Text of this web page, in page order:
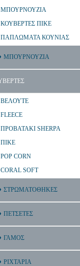
ΜΠΟΥΡΝΟΥΖΙΑ
ΚΟΥΒΕΡΤΕΣ ΠΙΚΕ
ΠΑΠΛΩΜΑΤΑ ΚΟΥΝΙΑΣ
ΜΠΟΥΡΝΟΥΖΙΑ
ΒΕΛΟΥΤΕ
FLEECE
ΠΡΟΒΑΤΑΚΙ SHERPA
ΠΙΚΕ
POP CORN
CORAL SOFT
ΣΤΡΩΜΑΤΟΘΗΚΕΣ
ΠΕΤΣΕΤΕΣ
ΓΑΜΟΣ
ΡΙΧΤΑΡΙΑ